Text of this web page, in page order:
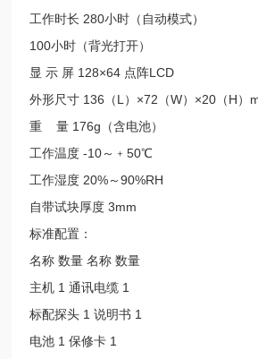
工作时长 280小时（自动模式）
100小时（背光打开）
显 示 屏 128×64 点阵LCD
外形尺寸 136 （L ） ×72 （W） ×20 （H）
重
量 176g （含电池）
工作温度 -10～﹢50℃
工作湿度 20%～90%RH
自带试块厚度 3mm
标准配置：
名称 数量 名称 数量
主机 1通讯电缆 1
标配探头 1说明书 1
电池 1保修卡 1